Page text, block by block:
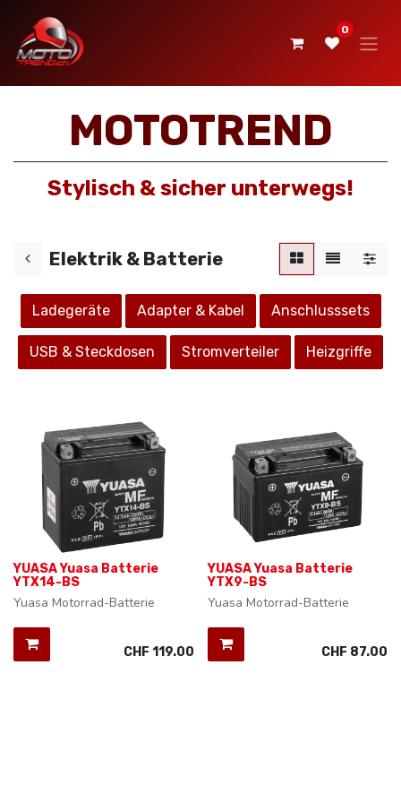
0
MOTOTREND
Stylisch & sicher unterwegs!
Elektrik & Batterie
Ladegeräte Adapter & Kabel Anschlusssets
USB & Steckdosen Stromverteiler Heizgriffe
YUASA Yuasa Batterie
YTX14-BS
Yuasa Motorrad-Batterie
CHF 119.00
YUASA Yuasa Batterie
YTX9-BS
Yuasa Motorrad-Batterie
CHF 87.00